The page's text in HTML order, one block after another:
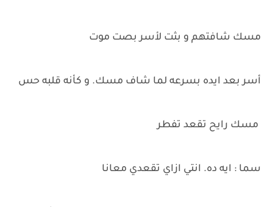
مسك شافتهم و بثت لأسر بصت موت
أسر بعد ايده بسرعه لما شاف مسك. و كأنه قلبه حس
مسك رايح تقعد تفطر
سما : ايه ده. انتي ازاي تقعدي معانا